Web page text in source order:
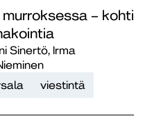
– kohti
Sinertö, Irma
viestintä